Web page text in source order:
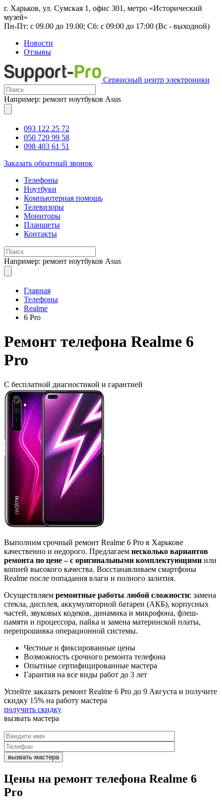
г. Харьков, ул. Сумская 1, офис 301, метро «Исторический
музей»
Пн-Пт: с 09.00 до 19.00; Сб: с 09:00 до 17:00 (Вс - выходной)
Новости
Отзывы
Сервисный центр электроники
Например: ремонт ноутбуков Asus
093 122 25 72
050 720 99 58
098 403 61 51
Заказать обратный звонок
Телефоны
Ноутбуки
Компьютерная помощь
Телевизоры
Мониторы
Планшеты
Контакты
Например: ремонт ноутбуков Asus
Главная
Телефоны
Realme
6 Pro
Ремонт телефона Realme 6
Pro
С бесплатной диагностикой и гарантией
Выполним срочный ремонт Realme 6 Pro в Харькове
качественно и недорого. Предлагаем несколько вариантов
ремонта по цене – с оригинальными комплектующими или
копией высокого качества. Восстанавливаем смартфоны
Realme после попадания влаги и полного залития.
Осуществляем ремонтные работы любой сложности: замена
стекла, дисплея, аккумуляторной батареи (АКБ), корпусных
частей, звуковых кодеков, динамика и микрофона, флеш-
памяти и процессора, пайка и замена материнской платы,
перепрошивка операционной системы.
Честные и фиксированные цены
Возможность срочного ремонта телефона
Опытные сертифицированные мастера
Гарантия на все виды работ до 3 лет
Успейте заказать ремонт Realme 6 Pro до 9 Августа и получите
скидку 15% на работу мастера
получить скидку
вызвать мастера
Цены на ремонт телефона Realme 6
Pro